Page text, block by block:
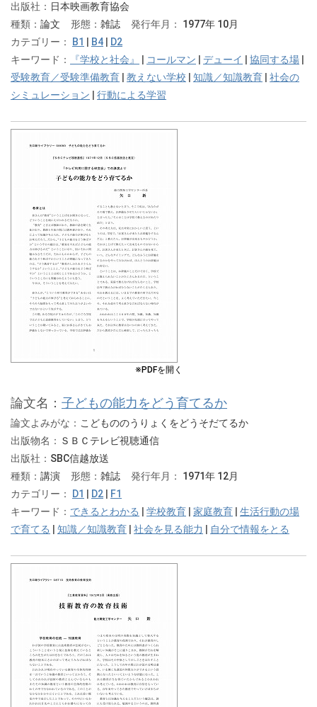
出版社： 日本映画教育協会
種類： 論文 形態： 雑誌 発行年月：
1977年 10月
カテゴリー：
B1 B4
D2
キーワード：
『学校と社会』 コールマン デューイ 協同する場
受験教育／受験準備教育
教えない学校 知識／知識教育
社会の
シミュレーション
行動による学習
※PDFを開く
論文名： 子どもの能力をどう育てるか
論文よみがな： こどもののうりょくをどうそだてるか
出版物名： ＳＢＣテレビ視聴通信
出版社： SBC信越放送
種類： 講演 形態： 雑誌 発行年月：
1971年 12月
カテゴリー：
D1 D2
F1
キーワード： できるとわかる 学校教育 家庭教育
生活行動の場
で育てる
知識／知識教育 社会を見る能力 自分で情報をとる